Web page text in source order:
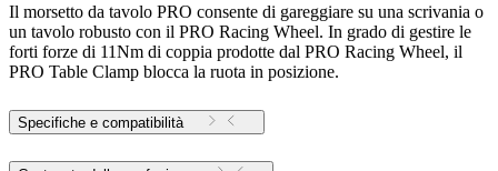
Il morsetto da tavolo PRO consente di gareggiare su una scrivania o
un tavolo robusto con il PRO Racing Wheel. In grado di gestire le
forti forze di 11Nm di coppia prodotte dal PRO Racing Wheel, il
PRO Table Clamp blocca la ruota in posizione.
Specifiche e compatibilità